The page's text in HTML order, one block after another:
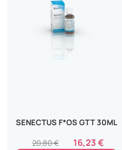
SENECTUS F*OS GTT 30ML
16,23 €
20,80 €